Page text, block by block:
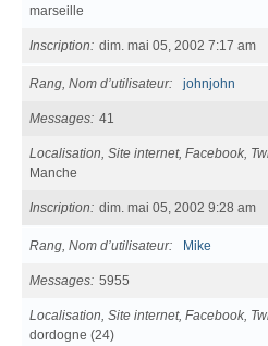
marseille
Inscription dim. mai 05, 2002 7:17 am
Rang, Nom d’utilisateur johnjohn
Messages 41
Localisation, Site internet, Facebook,
Manche
Inscription dim. mai 05, 2002 9:28 am
Rang, Nom d’utilisateur Mike
Messages 5955
Localisation, Site internet, Facebook,
dordogne (24)